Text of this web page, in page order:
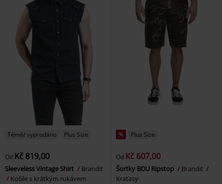
Téměř vyprodáno Plus Size
Od Kč 819,00
Sleeveless Vintage Shirt
Brandit
Košile s krátkým rukávem
% Plus Size
Od Kč 607,00
Šortky BDU Ripstop
Brandit
Kraťasy